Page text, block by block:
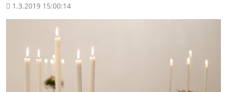
Pridané
1.3.2019 15:00:14